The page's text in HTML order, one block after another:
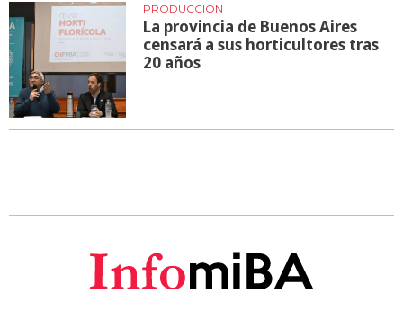
PRODUCCIÓN
La provincia de Buenos Aires
censará a sus horticultores tras
20 años